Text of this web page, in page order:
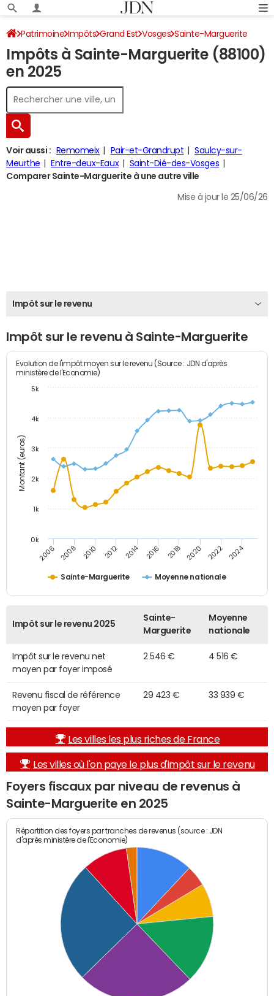
Patrimoine Impôts Grand Est Vosges Sainte-Marguerite
Impôt sur le revenu
Impôts à Sainte-Marguerite (88100)
en 2025
Voir aussi : Remomeix Pair-et-Grandrupt
Saulcy-sur-
Meurthe
Entre-deux-Eaux
Saint-Dié-des-Vosges
Comparer Sainte-Marguerite à une autre ville
Mise à jour le 25/06/26
Impôt sur le revenu
Impôt sur le revenu à Sainte-Marguerite
Montant (euros)
Evolution de l'impôt moyen sur le revenu (Source : JDN d'après
ministère de l'Economie)
Sainte-Marguerite Moyenne nationale
2006 2008 2010 2012 2014 2016 2018 2020 2022 2024
0k
1k
2k
3k
4k
5k
Impôt sur le revenu 2025
Sainte-
Marguerite
Moyenne
nationale
Impôt sur le revenu net
moyen par foyer imposé
2 546 € 4 516 €
Revenu fiscal de référence
moyen par foyer
29 423 € 33 939 €
Les villes les plus riches de France
Les villes où l'on paye le plus d'impôt sur le revenu
Foyers fiscaux par niveau de revenus à
Sainte-Marguerite en 2025
Répartition des foyers par tranches de revenus (source : JDN
d'après ministère de l'Economie)